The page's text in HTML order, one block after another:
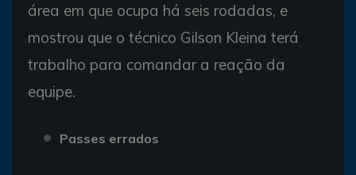
área em que ocupa há seis rodadas, e
mostrou que o técnico Gilson Kleina terá
trabalho para comandar a reação da
equipe.
Passes errados